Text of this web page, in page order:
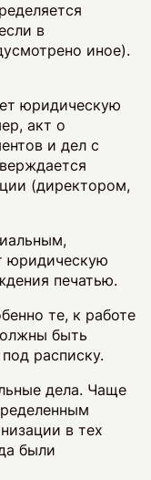
в
иное).
юридическую
акт о
и дел с
(директором,
юридическую
печатью.
те, к работе
быть
расписку.
дела. Чаще
в тех
были